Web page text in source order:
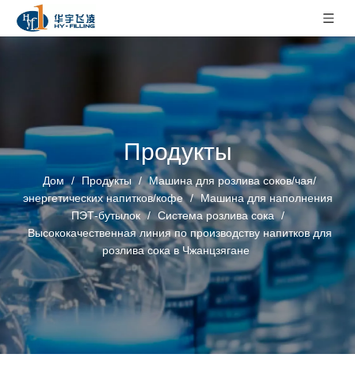
Продукты
Дом / Продукты / Машина для розлива соков/чая/
энергетических напитков/кофе / Машина для наполнения
ПЭТ-бутылок / Система розлива сока /
Высококачественная линия по производству напитков для
розлива сока в Чжанцзягане